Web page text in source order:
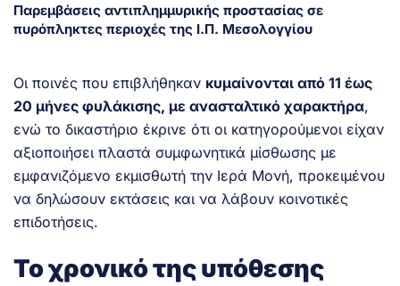
Παρεμβάσεις αντιπλημμυρικής προστασίας σε
πυρόπληκτες περιοχές της Ι.Π. Μεσολογγίου
Οι ποινές που επιβλήθηκαν κυμαίνονται από 11 έως
20 μήνες φυλάκισης, με ανασταλτικό χαρακτήρα,
ενώ το δικαστήριο έκρινε ότι οι κατηγορούμενοι είχαν
αξιοποιήσει πλαστά συμφωνητικά μίσθωσης με
εμφανιζόμενο εκμισθωτή την Ιερά Μονή, προκειμένου
να δηλώσουν εκτάσεις και να λάβουν κοινοτικές
επιδοτήσεις.
Το χρονικό της υπόθεσης